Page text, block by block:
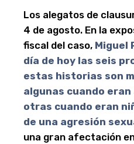
Los alegatos de
4 de agosto. En la
fiscal del caso, Miguel
día de hoy las seis
estas historias son
algunas cuando
otras cuando eran
de una agresión
una gran afectación